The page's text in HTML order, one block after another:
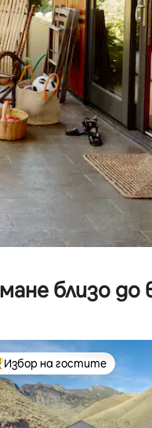
близо до
популярен избор на
Избор на гостите